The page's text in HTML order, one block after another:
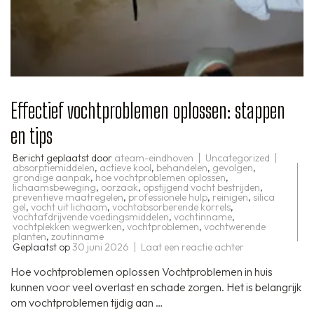
Effectief vochtproblemen oplossen: stappen
en tips
Bericht geplaatst door ateam-eindhoven Uncategorized
absorptiemiddelen, actieve kool, behandelen, gevolgen,
grondige aanpak, hoe vochtproblemen oplossen,
lichaamsbeweging, oorzaak, opstijgend vocht bestrijden,
preventieve maatregelen, professionele hulp, reinigen, silica
gel, vocht uit lichaam, vochtabsorberende korrels,
vochtafdrijvende voedingsmiddelen, vochtinname,
vochtplekken wegwerken, vochtproblemen, vochtwerende
planten, zoutinname
Geplaatst op30 juni 2026 Laat een reactie achter
oplossen:
stappen
en
Hoe vochtproblemen oplossen Vochtproblemen in huis
kunnen voor veel overlast en schade zorgen. Het is belangrijk
om vochtproblemen tijdig aan …